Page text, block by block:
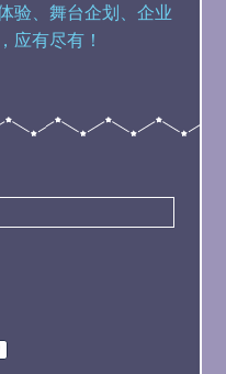
验、舞台企划、企业
应有尽有！